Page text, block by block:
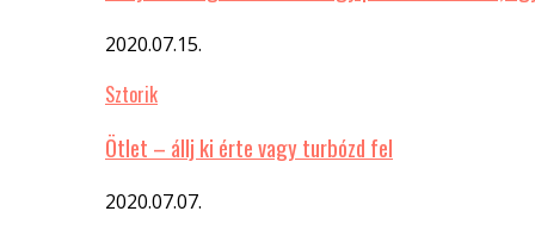
2020.07.15.
Sztorik
Ötlet – állj ki érte vagy turbózd fel
2020.07.07.